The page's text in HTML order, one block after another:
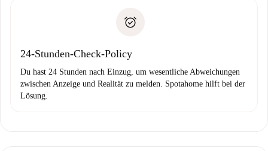
24-Stunden-Check-Policy
Du hast 24 Stunden nach Einzug, um wesentliche Abweichungen
zwischen Anzeige und Realität zu melden. Spotahome hilft bei der
Lösung.